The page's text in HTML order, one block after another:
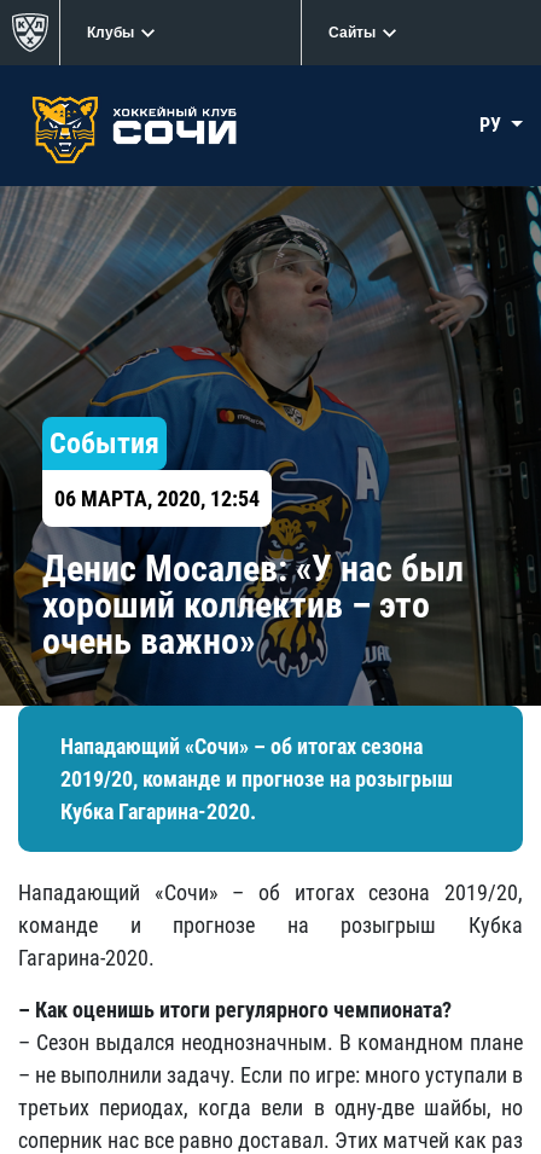
Клубы Сайты
РУ
События
06 МАРТА, 2020, 12:54
Денис Мосалев: «У нас был
хороший коллектив – это
очень важно»
Нападающий «Сочи» – об итогах сезона
2019/20, команде и прогнозе на розыгрыш
Кубка Гагарина-2020.
Нападающий «Сочи» – об итогах сезона 2019/20,
команде и прогнозе на розыгрыш Кубка
Гагарина-2020.
– Как оценишь итоги регулярного чемпионата?
– Сезон выдался неоднозначным. В командном плане
– не выполнили задачу. Если по игре: много уступали в
третьих периодах, когда вели в одну-две шайбы, но
соперник нас все равно доставал. Этих матчей как раз